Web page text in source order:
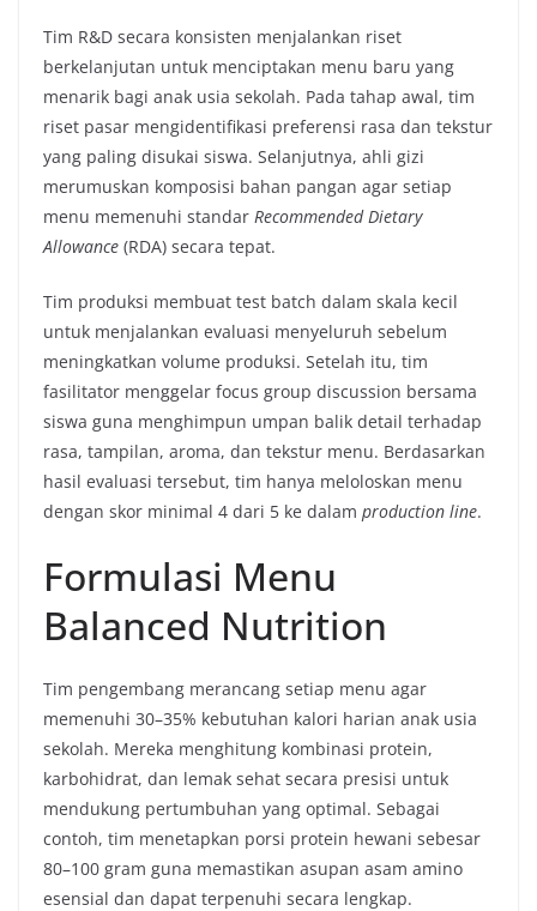
Tim R&D secara konsisten menjalankan riset
berkelanjutan untuk menciptakan menu baru yang
menarik bagi anak usia sekolah. Pada tahap awal, tim
riset pasar mengidentifikasi preferensi rasa dan tekstur
yang paling disukai siswa. Selanjutnya, ahli gizi
merumuskan komposisi bahan pangan agar setiap
menu memenuhi standar Recommended Dietary
Allowance (RDA) secara tepat.
Tim produksi membuat test batch dalam skala kecil
untuk menjalankan evaluasi menyeluruh sebelum
meningkatkan volume produksi. Setelah itu, tim
fasilitator menggelar focus group discussion bersama
siswa guna menghimpun umpan balik detail terhadap
rasa, tampilan, aroma, dan tekstur menu. Berdasarkan
hasil evaluasi tersebut, tim hanya meloloskan menu
dengan skor minimal 4 dari 5 ke dalam production line.
Formulasi Menu
Balanced Nutrition
Tim pengembang merancang setiap menu agar
memenuhi 30–35% kebutuhan kalori harian anak usia
sekolah. Mereka menghitung kombinasi protein,
karbohidrat, dan lemak sehat secara presisi untuk
mendukung pertumbuhan yang optimal. Sebagai
contoh, tim menetapkan porsi protein hewani sebesar
80–100 gram guna memastikan asupan asam amino
esensial dan dapat terpenuhi secara lengkap.